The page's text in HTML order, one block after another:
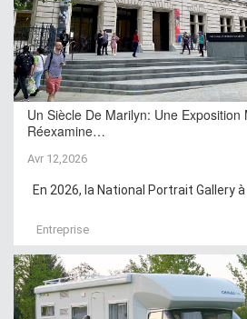
Un Siècle De Marilyn: Une
Réexamine…
Avr 12,2026
En 2026, la National Portrait Gallery à
Entreprise